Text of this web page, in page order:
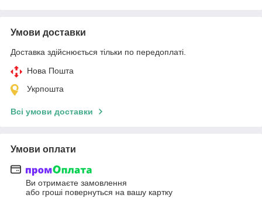
Умови доставки
Доставка здійснюється тільки по передоплаті.
Нова Пошта
Укрпошта
Всі умови доставки
Умови оплати
Ви отримаєте замовлення
або гроші повернуться на вашу картку